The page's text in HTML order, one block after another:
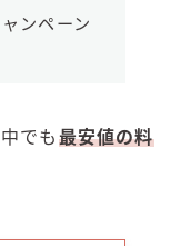
ンペーン
でも 最安値の料